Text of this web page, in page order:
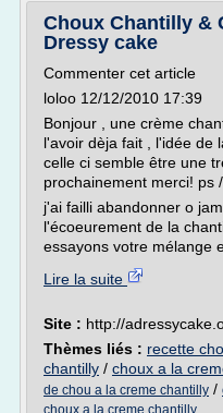
Choux Chantilly &
Dressy cake
Commenter cet article
loloo 12/12/2010 17:39
Bonjour , une crème
l'avoir dèja fait , l'idée de
celle ci semble être une
prochainement merci! ps /
j'ai failli abandonner o
l'écoeurement de la
essayons votre mélange
Lire la suite
Site : http://
Thèmes liés : recette
chantilly / choux a la
de chou a la creme chantilly /
choux a la creme chantilly